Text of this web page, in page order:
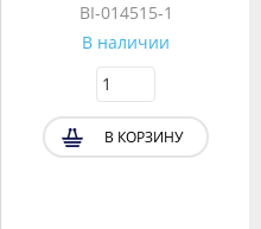
BI-014515-1
В наличии
В КОРЗИНУ